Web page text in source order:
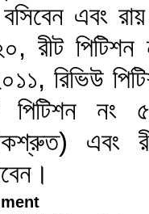
এবং
রীট
রিভিউ
নং
এবং